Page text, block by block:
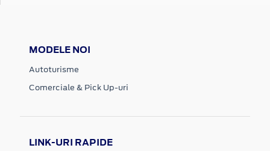
MODELE NOI
Autoturisme
Comerciale & Pick Up-uri
LINK-URI RAPIDE